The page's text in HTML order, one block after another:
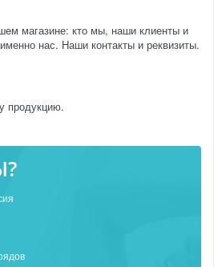
магазине: кто мы, наши клиенты и
нас. Наши контакты и реквизиты.
продукцию.